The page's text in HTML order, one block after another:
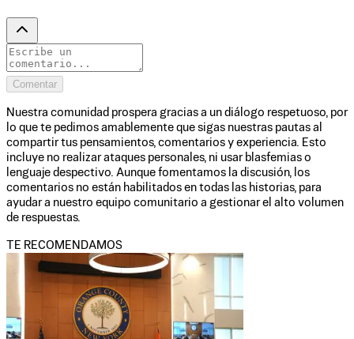
Comentar
Nuestra comunidad prospera gracias a un diálogo respetuoso, por
lo que te pedimos amablemente que sigas nuestras pautas al
compartir tus pensamientos, comentarios y experiencia. Esto
incluye no realizar ataques personales, ni usar blasfemias o
lenguaje despectivo. Aunque fomentamos la discusión, los
comentarios no están habilitados en todas las historias, para
ayudar a nuestro equipo comunitario a gestionar el alto volumen
de respuestas.
TE RECOMENDAMOS